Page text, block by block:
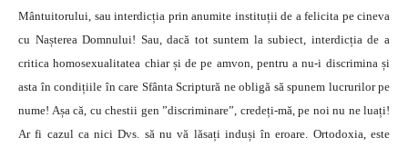
Mântuitorului, sau interdicția prin anumite instituții de a felicita pe cineva
cu Nașterea Domnului! Sau, dacă tot suntem la subiect, interdicția de a
critica homosexualitatea chiar și de pe amvon, pentru a nu-i discrimina și
asta în condițiile în care Sfânta Scriptură ne obligă să spunem lucrurilor pe
nume! Așa că, cu chestii gen ”discriminare”, credeți-mă, pe noi nu ne luați!
Ar fi cazul ca nici Dvs. să nu vă lăsați induși în eroare. Ortodoxia, este